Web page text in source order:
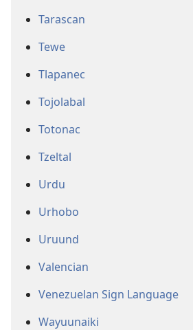
Tarascan
Tewe
Tlapanec
Tojolabal
Totonac
Tzeltal
Urdu
Urhobo
Uruund
Valencian
Venezuelan Sign Language
Wayuunaiki